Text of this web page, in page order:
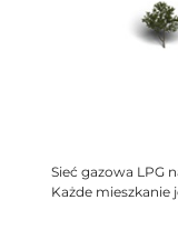
Sieć gazowa LPG
Każde